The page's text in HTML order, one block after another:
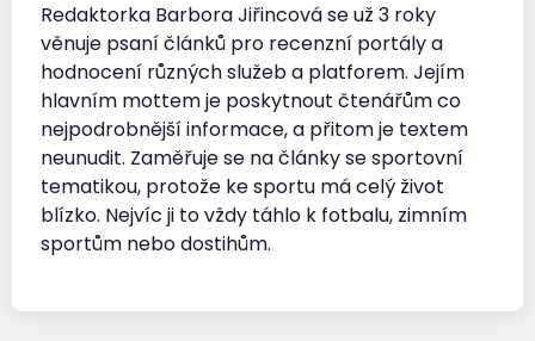
Redaktorka Barbora Jiřincová se už 3 roky
věnuje psaní článků pro recenzní portály a
hodnocení různých služeb a platforem. Jejím
hlavním mottem je poskytnout čtenářům co
nejpodrobnější informace, a přitom je textem
neunudit. Zaměřuje se na články se sportovní
tematikou, protože ke sportu má celý život
blízko. Nejvíc ji to vždy táhlo k fotbalu, zimním
sportům nebo dostihům.